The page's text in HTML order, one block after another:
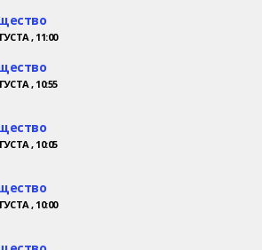
, 11:00
, 10:55
, 10:05
, 10:00